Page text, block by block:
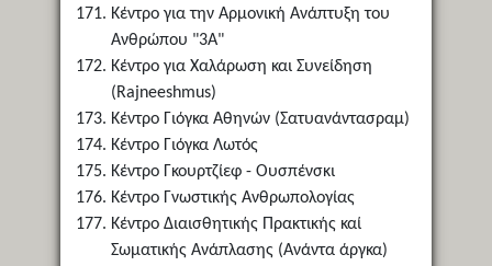
Κέντρο για την Αρμονική Ανάπτυξη του
Ανθρώπου "3Α"
Κέντρο για Χαλάρωση και Συνείδηση
(Rajneeshmus)
Κέντρο Γιόγκα Αθηνών (Σατυανάντασραμ)
Κέντρο Γιόγκα Λωτός
Κέντρο Γκουρτζίεφ - Ουσπένσκι
Κέντρο Γνωστικής Ανθρωπολογίας
Κέντρο Διαισθητικής Πρακτικής καί
Σωματικής Ανάπλασης (Ανάντα άργκα)